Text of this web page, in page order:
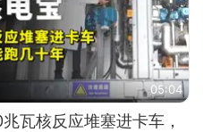
05:04
瓦核反应堆塞进卡车，